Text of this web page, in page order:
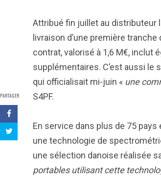
PARTAGER
Attribué fin juillet au distributeur
livraison d’une première
contrat, valorisé à 1,6 M€, inclut
supplémentaires. C’est aussi le
qui officialisait mi-juin « une
S4PF.
En service dans plus de 75 pays
une technologie de
une sélection danoise réalisée
portables utilisant cette